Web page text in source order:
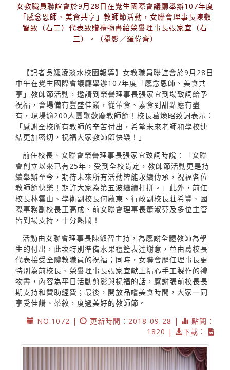
女教職員聯誼會於9月28日在覺生國際會議廳舉辦107年度
「感念恩師、美食共享」教師節活動，女聯會理事長陳叡
智致（右二）代表致贈禮物書給榮譽理事長張家宜（右
三）。（攝影／羅偉齊）
【記者吳婕淩淡水校園報導】女教職員聯誼會於9月28日
中午在覺生國際會議廳舉辦107年度「感念恩師、美食共
享」教師節活動，邀請到榮譽理事長張家宜到場致詞給予
祝福，會場備有豐盛佳餚，從葷食、素食到甜點應有盡
有，現場逾200人團聚歡慶教師節！校長葛煥昭致詞表示：
「感謝全校所有教師的辛苦付出，希望未來老師和學校連
結更加密切，祝福大家教師節快樂！」
前任校長、女聯會榮譽理事長張家宜致詞時說：「女聯
會創立以來已有25年，受到全校肯定，教師節活動更是持
續舉辦至今，期待未來所有活動皆能永續傳承，祝福各位
教師節快樂！期許大家為第五波繼續打拼。」此外，前任
校長林雲山、學術副校長何啟東、行政副校長莊希豐、國
際事務副校長王高成、前女聯會理事長蕭淑芬及多位主管
皆到場支持，十分熱鬧！
活動由女聯會理事長陳叡智主持，為感謝全體教師為學
生的付出，此次特別準備水果禮籃表達謝意，並由葛校長
代表接受全體教職員的祝福；同時，女聯會歷任理事長更
特別為前校長、榮譽理事長張家宜獻上精心手工製作的禮
物書，內容為平日活動剪影與祝福的話，感謝張前校長長
期支持和贊助經費；最後，開放品嚐美食時間，大家一同
享受佳餚、茶敘，度過美好的教師節。
NO.1072 |
更新時間：2018-09-28 |
點閱：
1820 |
下載：